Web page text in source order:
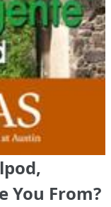
You From?